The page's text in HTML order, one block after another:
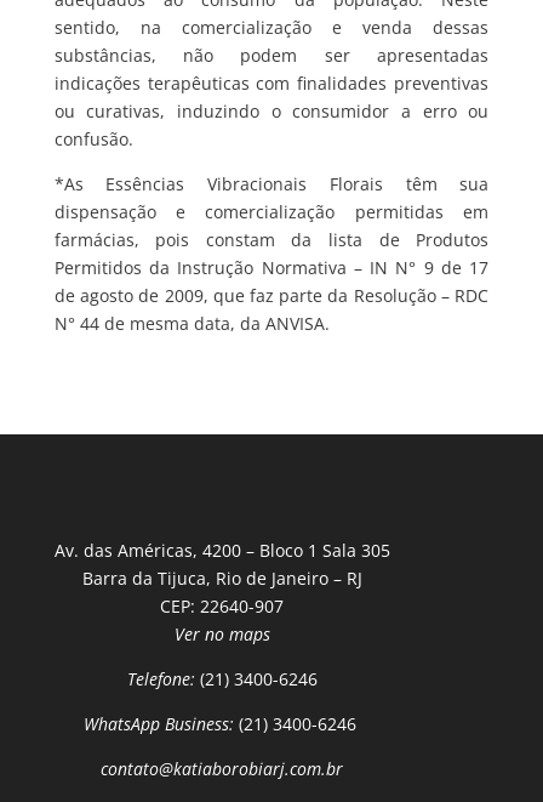
sentido, na comercialização e venda dessas
substâncias, não podem ser apresentadas
indicações terapêuticas com finalidades preventivas
ou curativas, induzindo o consumidor a erro ou
confusão.
*As Essências Vibracionais Florais têm sua
dispensação e comercialização permitidas em
farmácias, pois constam da lista de Produtos
Permitidos da Instrução Normativa – IN N° 9 de 17
de agosto de 2009, que faz parte da Resolução – RDC
N° 44 de mesma data, da ANVISA.
Av. das Américas, 4200 – Bloco 1 Sala 305
Barra da Tijuca, Rio de Janeiro – RJ
CEP: 22640-907
Ver no maps
Telefone: (21) 3400-6246
WhatsApp Business: (21) 3400-6246
contato@katiaborobiarj.com.br